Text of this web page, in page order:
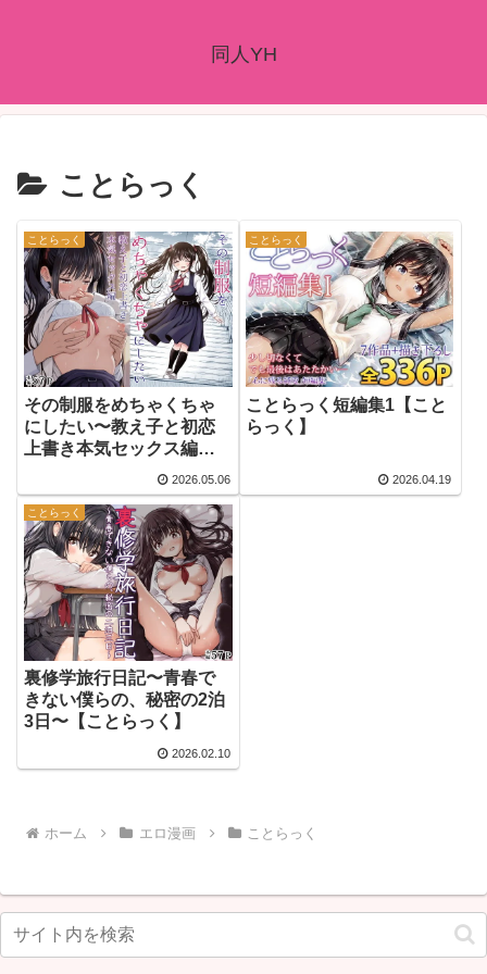
同人YH
ことらっく
ことらっく
その制服をめちゃくちゃ
にしたい〜教え子と初恋
上書き本気セックス編〜
2026.05.06
ことらっく
ことらっく短編集1【こと
らっく】
2026.04.19
ことらっく
裏修学旅行日記〜青春で
きない僕らの、秘密の2泊
3日〜【ことらっく】
2026.02.10
ホーム エロ漫画 ことらっく